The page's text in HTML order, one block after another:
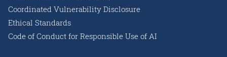
Coordinated Vulnerability Disclosure
Ethical Standards
Code of Conduct for Responsible Use of AI